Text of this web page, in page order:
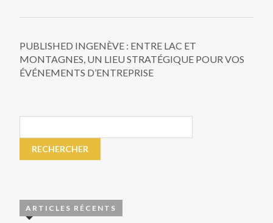
PUBLISHED INGENÈVE : ENTRE LAC ET
MONTAGNES, UN LIEU STRATÉGIQUE POUR VOS
ÉVÉNEMENTS D’ENTREPRISE
ARTICLES RÉCENTS